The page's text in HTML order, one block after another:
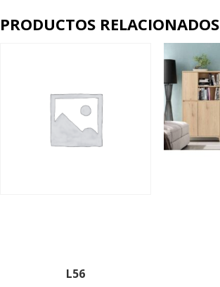
PRODUCTOS RELACIONADOS
L56